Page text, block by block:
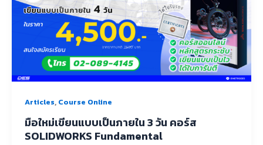
Articles, Course Online
มือใหม่เขียนแบบเป็นภายใน 3 วัน คอร์ส
SOLIDWORKS Fundamental